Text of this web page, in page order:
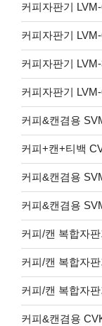
커피자판기
커피자판기
커피자판기
커피자판기
커피&캔겸용
커피+캔+티백
커피&캔겸용
커피&캔겸용
커피/캔 복합자
커피/캔 복합자
커피/캔 복합자
커피&캔겸용